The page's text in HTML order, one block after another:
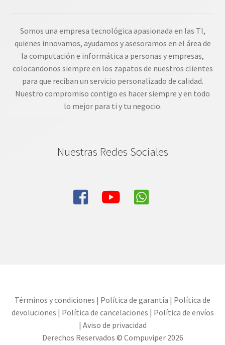
Somos una empresa tecnológica apasionada en las TI,
quienes innovamos, ayudamos y asesoramos en el área de
la computación e informática a personas y empresas,
colocandonos siempre en los zapatos de nuestros clientes
para que reciban un servicio personalizado de calidad.
Nuestro compromiso contigo es hacer siempre y en todo
lo mejor para ti y tu negocio.
Nuestras Redes Sociales
Términos y condiciones | Política de garantía | Política de
devoluciones | Política de cancelaciones | Política de envíos
| Aviso de privacidad
Derechos Reservados © Compuviper 2026